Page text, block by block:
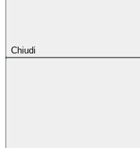
Chiudi